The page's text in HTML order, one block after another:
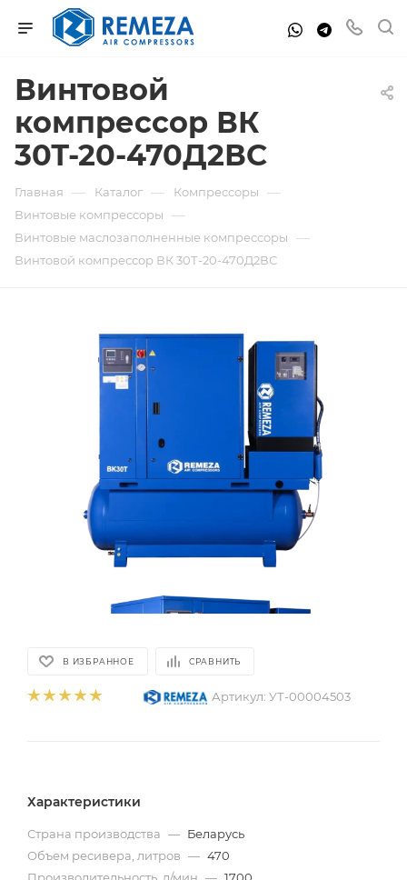
Винтовой
компрессор ВК
30Т-20-470Д2ВС
Главная — Каталог — Компрессоры —
Винтовые компрессоры —
Винтовые маслозаполненные компрессоры —
Винтовой компрессор ВК 30Т-20-470Д2ВС
В ИЗБРАННОЕ СРАВНИТЬ
Артикул: УТ-00004503
Характеристики
Страна производства — Беларусь
Объем ресивера, литров — 470